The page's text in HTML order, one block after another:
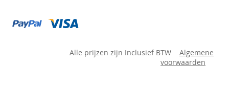
Alle prijzen zijn Inclusief BTW
Algemene
voorwaarden